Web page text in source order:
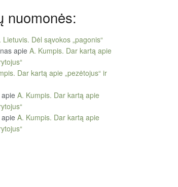
nuomonės:
Lietuvis. Dėl sąvokos „pagonis“
apie A. Kumpis. Dar kartą apie
Dar kartą apie „pezėtojus“ ir
apie A. Kumpis. Dar kartą apie
apie A. Kumpis. Dar kartą apie